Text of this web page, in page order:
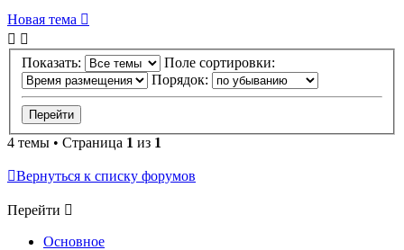
Новая тема
Показать:
Поле сортировки:
Порядок:
4 темы • Страница 1 из 1
Вернуться к списку форумов
Перейти
Основное